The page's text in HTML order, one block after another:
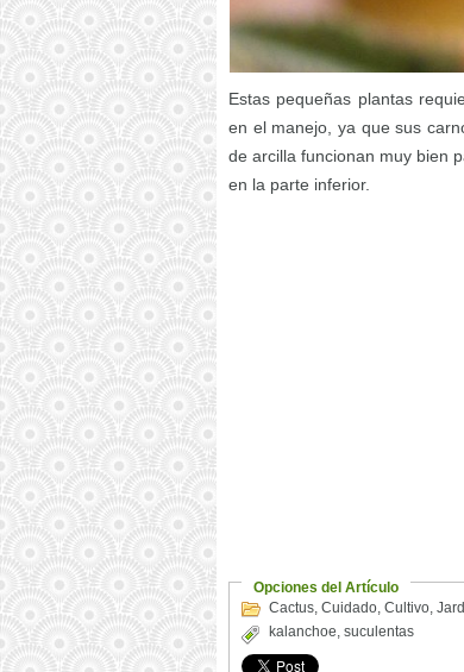
Estas pequeñas plantas
en el manejo, ya que sus
de arcilla funcionan muy bien
en la parte inferior.
Opciones del Artículo
Cactus Cuidado Cultivo
kalanchoe suculentas